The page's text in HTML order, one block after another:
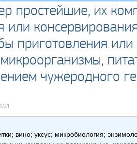
простейшие, их
приготовления
чужеродного
21
вино; уксус; микробиология;